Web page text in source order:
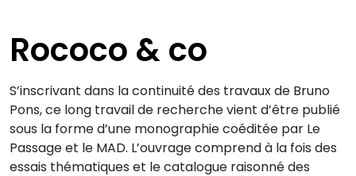
Rococo & co
S’inscrivant dans la continuité des travaux de Bruno
Pons, ce long travail de recherche vient d’être publié
sous la forme d’une monographie coéditée par Le
Passage et le MAD. L’ouvrage comprend à la fois des
essais thématiques et le catalogue raisonné des